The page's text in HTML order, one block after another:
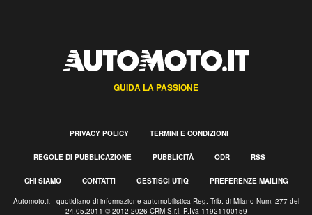
GUIDA LA PASSIONE
PRIVACY POLICY TERMINI E CONDIZIONI
REGOLE DI PUBBLICAZIONE PUBBLICITÀ ODR RSS
CHI SIAMO CONTATTI GESTISCI UTIQ PREFERENZE MAILING
Automoto.it - quotidiano di informazione automobilistica Reg. Trib. di Milano Num. 277 del
24.05.2011 © 2012-2026 CRM S.r.l. P.Iva 11921100159